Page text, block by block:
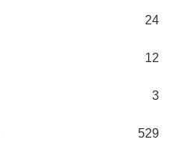
24
12
3
529